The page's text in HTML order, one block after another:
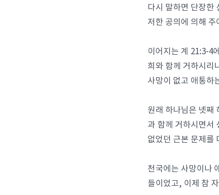
다시 말하면 단장한
저한 공의에 의해
이어지는 계 21:3-4
희와 함께 거하시리
사망이 없고 애통하
원래 하나님은 넷째
과 함께 거하시면서
없었던 근본 문제를
천국에는 사망이나
들이었고, 이제 참